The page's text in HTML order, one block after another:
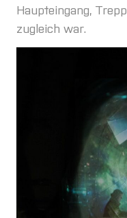
Haupteingang,
zugleich war.